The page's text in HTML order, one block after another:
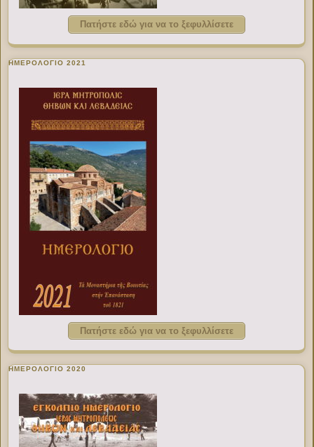
Πατήστε εδώ για να το ξεφυλλίσετε
ΗΜΕΡΟΛΟΓΙΟ 2021
Πατήστε εδώ για να το ξεφυλλίσετε
ΗΜΕΡΟΛΟΓΙΟ 2020